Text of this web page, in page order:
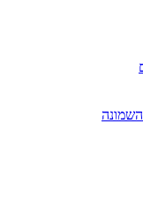
השמונה